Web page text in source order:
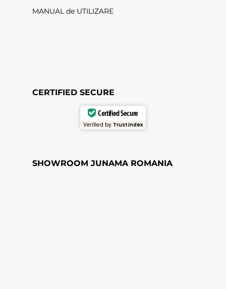
MANUAL de UTILIZARE
CERTIFIED SECURE
Certified Secure
Verified by Trustindex
SHOWROOM JUNAMA ROMANIA